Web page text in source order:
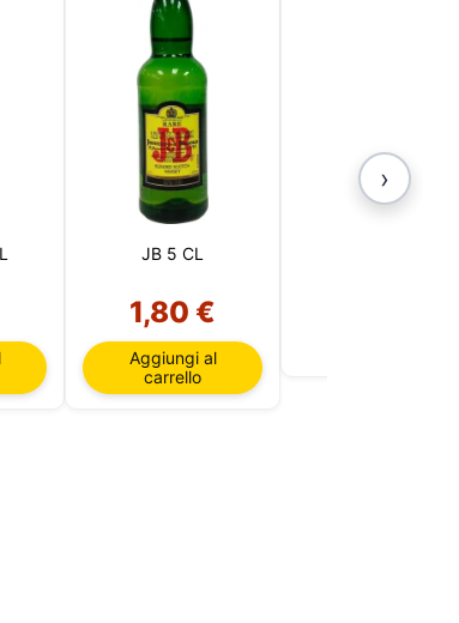
JB 5 CL
1,80 €
Aggiungi al
carrello
›